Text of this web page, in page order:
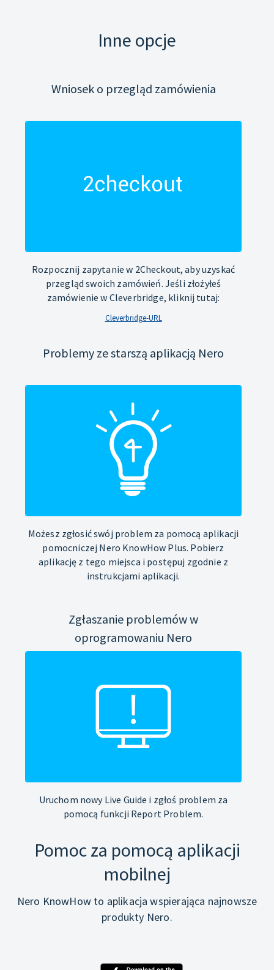
Inne opcje
Wniosek o przegląd zamówienia
Rozpocznij zapytanie w 2Checkout, aby uzyskać
przegląd swoich zamówień. Jeśli złożyłeś
zamówienie w Cleverbridge, kliknij tutaj:
Cleverbridge-URL
Problemy ze starszą aplikacją Nero
Możesz zgłosić swój problem za pomocą aplikacji
pomocniczej Nero KnowHow Plus. Pobierz
aplikację z tego miejsca i postępuj zgodnie z
instrukcjami aplikacji.
Zgłaszanie problemów w
oprogramowaniu Nero
Uruchom nowy Live Guide i zgłoś problem za
pomocą funkcji Report Problem.
Pomoc za pomocą aplikacji
mobilnej
Nero KnowHow to aplikacja wspierająca najnowsze
produkty Nero.